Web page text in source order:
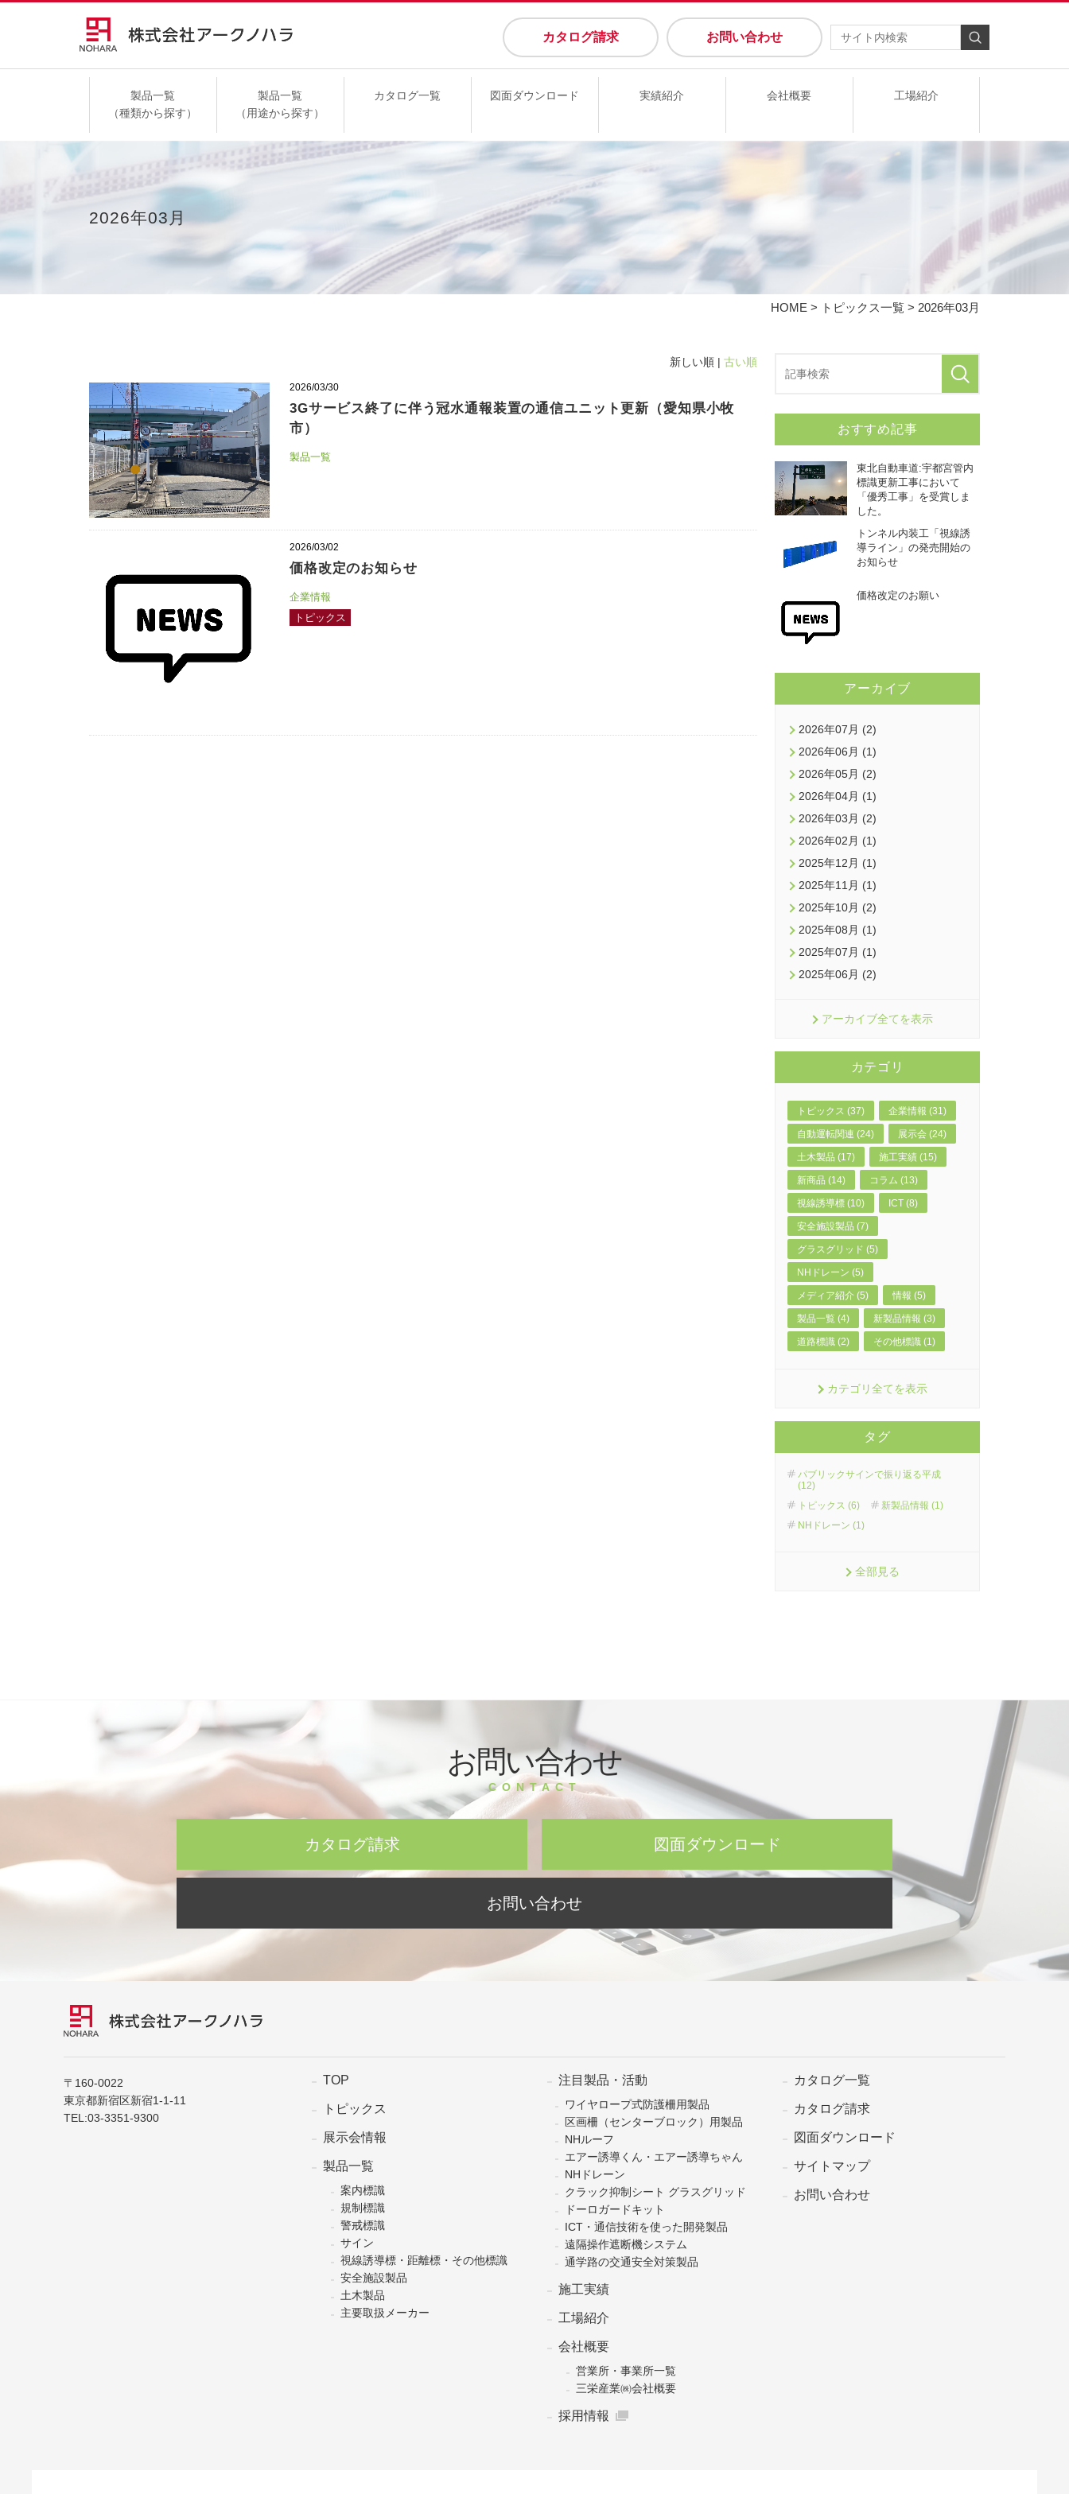
カタログ請求 お問い合わせ
製品一覧
（種類から探す）
製品一覧
（用途から探す）
カタログ一覧 図面ダウンロード 実績紹介 会社概要 工場紹介
2026年03月
HOME > トピックス一覧 > 2026年03月
新しい順 | 古い順
2026/03/30
3Gサービス終了に伴う冠水通報装置の通信ユニット更新（愛知県小牧
市）
製品一覧
2026/03/02
価格改定のお知らせ
企業情報
トピックス
おすすめ記事
東北自動車道:宇都宮管内
標識更新工事において
「優秀工事」を受賞しま
した。
トンネル内装工「視線誘
導ライン」の発売開始の
お知らせ
価格改定のお願い
アーカイブ
2026年07月 (2)
2026年06月 (1)
2026年05月 (2)
2026年04月 (1)
2026年03月 (2)
2026年02月 (1)
2025年12月 (1)
2025年11月 (1)
2025年10月 (2)
2025年08月 (1)
2025年07月 (1)
2025年06月 (2)
アーカイブ全てを表示
カテゴリ
トピックス (37) 企業情報 (31)
自動運転関連 (24) 展示会 (24)
土木製品 (17) 施工実績 (15)
新商品 (14) コラム (13)
視線誘導標 (10) ICT (8)
安全施設製品 (7)
グラスグリッド (5)
NHドレーン (5)
メディア紹介 (5) 情報 (5)
製品一覧 (4) 新製品情報 (3)
道路標識 (2) その他標識 (1)
カテゴリ全てを表示
タグ
パブリックサインで振り返る平成
(12)
トピックス (6)
新製品情報 (1)
NHドレーン (1)
全部見る
お問い合わせ
CONTACT
カタログ請求 図面ダウンロード
お問い合わせ
〒160-0022
東京都新宿区新宿1-1-11
TEL:03-3351-9300
TOP
トピックス
展示会情報
製品一覧
案内標識
規制標識
警戒標識
サイン
視線誘導標・距離標・その他標識
安全施設製品
土木製品
主要取扱メーカー
注目製品・活動
ワイヤロープ式防護柵用製品
区画柵（センターブロック）用製品
NHルーフ
エアー誘導くん・エアー誘導ちゃん
NHドレーン
クラック抑制シート グラスグリッド
ドーロガードキット
ICT・通信技術を使った開発製品
遠隔操作遮断機システム
通学路の交通安全対策製品
施工実績
工場紹介
会社概要
営業所・事業所一覧
三栄産業㈱会社概要
採用情報
カタログ一覧
カタログ請求
図面ダウンロード
サイトマップ
お問い合わせ